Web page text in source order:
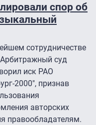
спор об
сотрудничестве
суд
иск РАО
2000″, признав
авторских
правообладателям.